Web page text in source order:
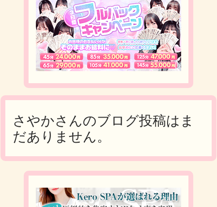
さやかさんのブログ投稿はま
だありません。